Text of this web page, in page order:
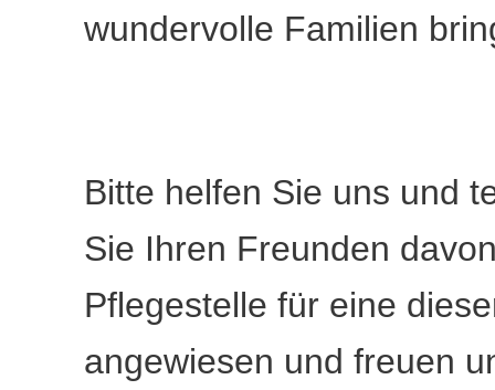
wundervolle Familien
Bitte helfen Sie uns und
Sie Ihren Freunden
Pflegestelle für eine
angewiesen und freuen